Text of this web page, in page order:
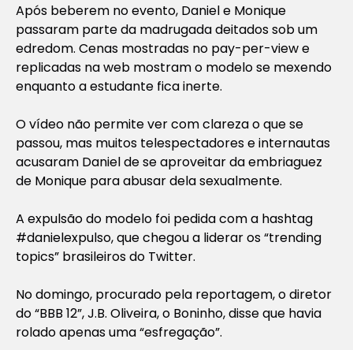
Após beberem no evento, Daniel e Monique
passaram parte da madrugada deitados sob um
edredom. Cenas mostradas no pay-per-view e
replicadas na web mostram o modelo se mexendo
enquanto a estudante fica inerte.
O vídeo não permite ver com clareza o que se
passou, mas muitos telespectadores e internautas
acusaram Daniel de se aproveitar da embriaguez
de Monique para abusar dela sexualmente.
A expulsão do modelo foi pedida com a hashtag
#danielexpulso, que chegou a liderar os “trending
topics” brasileiros do Twitter.
No domingo, procurado pela reportagem, o diretor
do “BBB 12”, J.B. Oliveira, o Boninho, disse que havia
rolado apenas uma “esfregação”.